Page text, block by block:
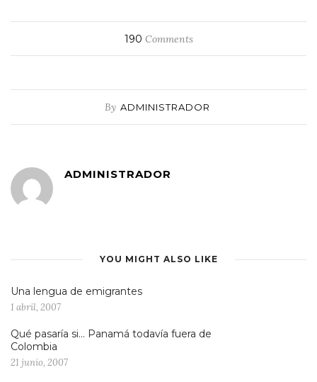
190 Comments
By ADMINISTRADOR
ADMINISTRADOR
YOU MIGHT ALSO LIKE
Una lengua de emigrantes
1 abril, 2007
Qué pasaría si… Panamá todavía fuera de
Colombia
21 junio, 2007